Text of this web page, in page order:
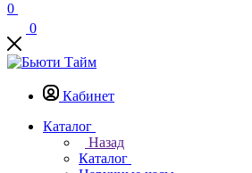
0
0
Кабинет
Каталог
Назад
Каталог